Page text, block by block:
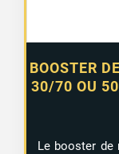
BOOSTER
30/70 OU
Le booster de